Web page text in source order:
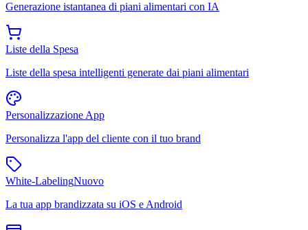
Generazione istantanea di piani alimentari con IA
Liste della Spesa
Liste della spesa intelligenti generate dai piani alimentari
Personalizzazione App
Personalizza l'app del cliente con il tuo brand
White-LabelingNuovo
La tua app brandizzata su iOS e Android